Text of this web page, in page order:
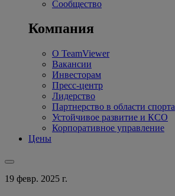
Сообщество
Компания
О TeamViewer
Вакансии
Инвесторам
Пресс-центр
Лидерство
Партнерство в области спорта
Устойчивое развитие и КСО
Корпоративное управление
Цены
19 февр. 2025 г.